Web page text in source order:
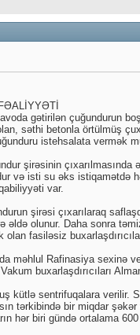
gətirilən çuğundurun
səthi betonla örtülmüş
istehsalata vermək
şirəsinin
və isti su əks istiqamətdə
var.
şirəsi çıxarılaraq
əldə olunur. Daha sonra
fasiləsiz
məhlul Rafinasiya sexinə
buxarlaşdırıcıları
kütlə sentrifuqalara verilir.
tərkibində bir miqdar
hər biri gündə ortalama